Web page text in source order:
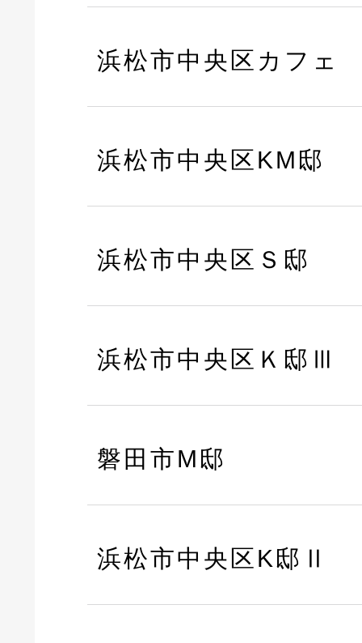
浜松市中央区カフェ
浜松市中央区KM邸
浜松市中央区Ｓ邸
浜松市中央区Ｋ邸Ⅲ
磐田市M邸
浜松市中央区K邸Ⅱ